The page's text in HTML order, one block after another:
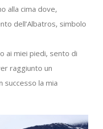
alla cima dove,
dell’Albatros, simbolo
ai miei piedi, sento di
raggiunto un
successo la mia